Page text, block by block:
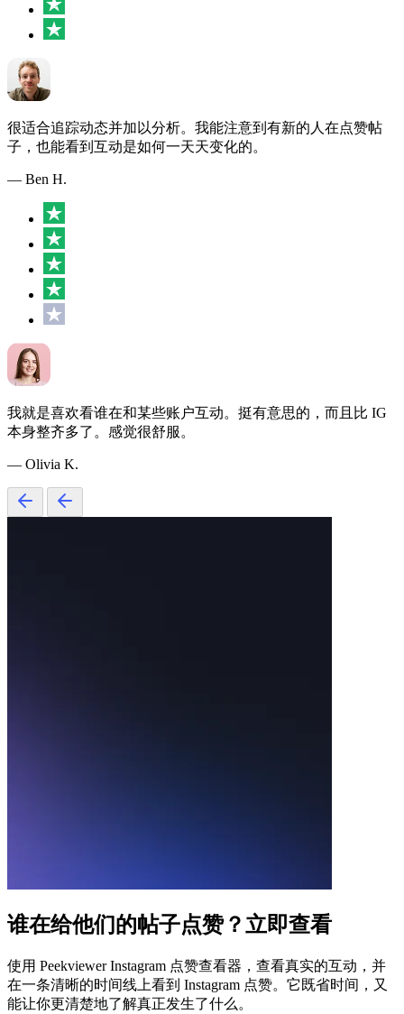
很适合追踪动态并加以分析。我能注意到有新的人在点赞帖
子，也能看到互动是如何一天天变化的。
— Ben H.
我就是喜欢看谁在和某些账户互动。挺有意思的，而且比 IG
本身整齐多了。感觉很舒服。
— Olivia K.
谁在给他们的帖子点赞？立即查看
使用 Peekviewer Instagram 点赞查看器，查看真实的互动，并
在一条清晰的时间线上看到 Instagram 点赞。它既省时间，又
能让你更清楚地了解真正发生了什么。